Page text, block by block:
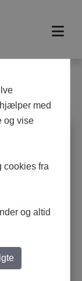
med
og vise
cookies fra
og altid